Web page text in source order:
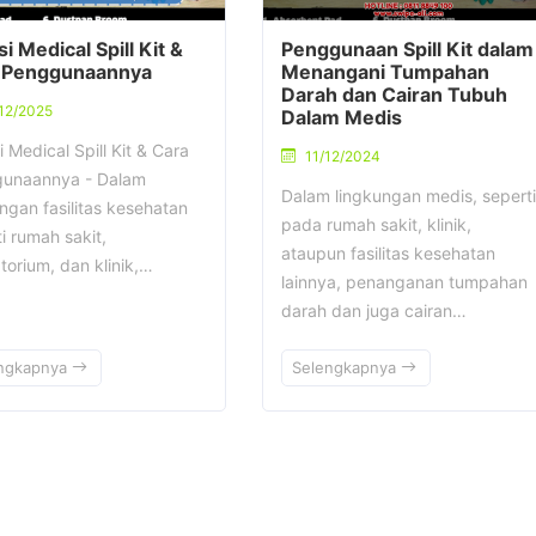
Medical Spill Kit &
2025
Medical Spill Kit & Cara
- Dalam
fasilitas kesehatan
rumah sakit,
dan klinik,…
Penggunaan Spill Kit dalam
Menangani Tumpahan
Darah dan Cairan Tubuh
Dalam Medis
11/12/2024
Dalam lingkungan medis, seperti
pada rumah sakit, klinik,
ataupun fasilitas kesehatan
lainnya, penanganan tumpahan
darah dan juga cairan…
Selengkapnya